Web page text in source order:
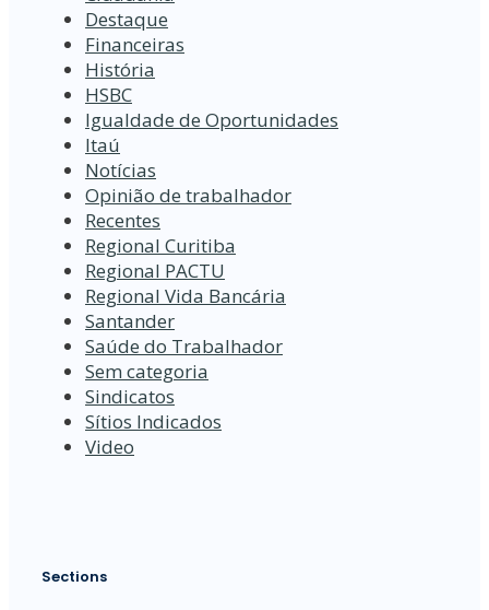
Destaque
Financeiras
História
HSBC
Igualdade de Oportunidades
Itaú
Notícias
Opinião de trabalhador
Recentes
Regional Curitiba
Regional PACTU
Regional Vida Bancária
Santander
Saúde do Trabalhador
Sem categoria
Sindicatos
Sítios Indicados
Video
Sections